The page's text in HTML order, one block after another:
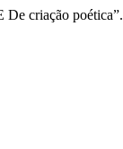
De criação poética”.